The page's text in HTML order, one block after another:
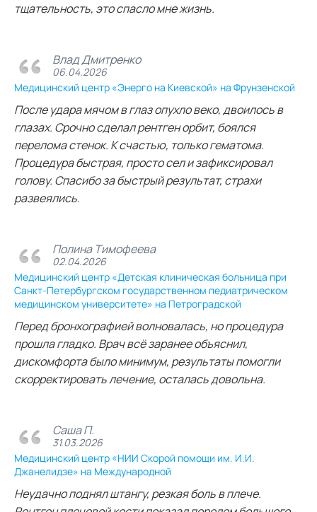
тщательность, это спасло мне жизнь.
Влад Дмитренко
06.04.2026
Медицинский центр «Энерго на Киевской» на Фрунзенской
После удара мячом в глаз опухло веко, двоилось в
глазах. Срочно сделал рентген орбит, боялся
перелома стенок. К счастью, только гематома.
Процедура быстрая, просто сел и зафиксировал
голову. Спасибо за быстрый результат, страхи
развеялись.
Полина Тимофеева
02.04.2026
Медицинский центр «Детская клиническая больница при
Санкт-Петербургском государственном педиатрическом
медицинском университете» на Петроградской
Перед бронхографией волновалась, но процедура
прошла гладко. Врач всё заранее объяснил,
дискомфорта было минимум, результаты помогли
скорректировать лечение, осталась довольна.
Саша П.
31.03.2026
Медицинский центр «НИИ Скорой помощи им. И.И.
Джанелидзе» на Международной
Неудачно поднял штангу, резкая боль в плече.